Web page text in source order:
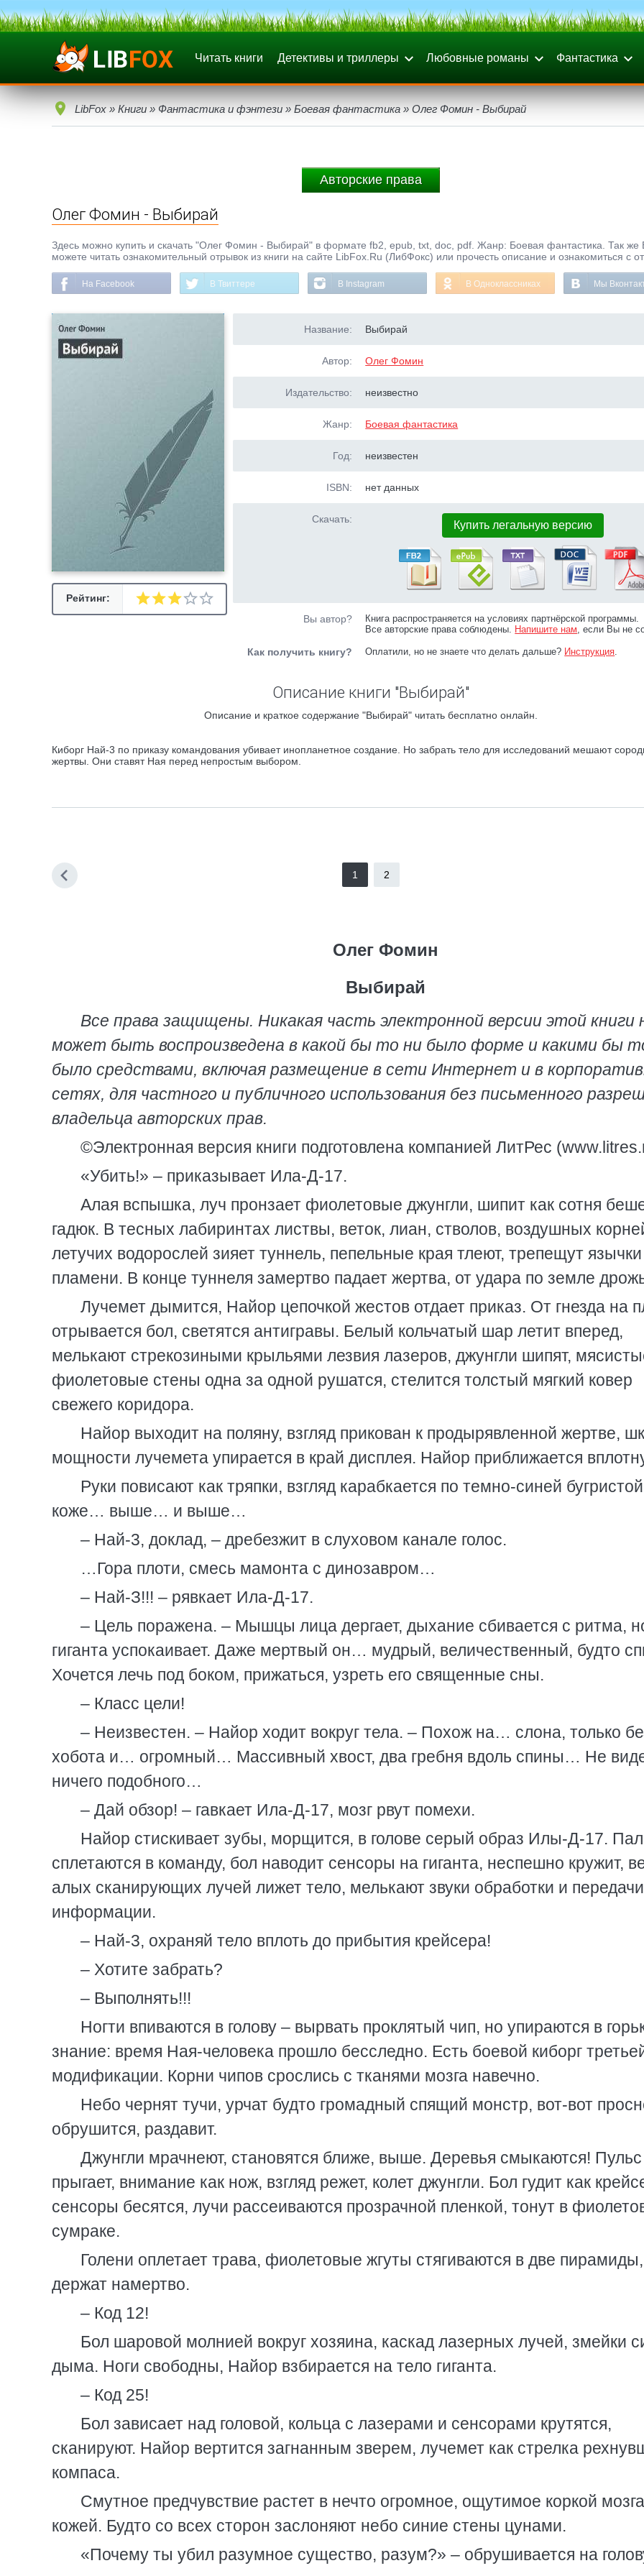
Читать книги Детективы и триллеры Любовные романы Фантастика
LibFox » Книги » Фантастика и фэнтези » Боевая фантастика » Олег Фомин - Выбирай
Авторские права
Олег Фомин - Выбирай
Здесь можно купить и скачать "Олег Фомин - Выбирай" в формате fb2, epub, txt, doc, pdf. Жанр: Боевая фантастика. Так же
можете читать ознакомительный отрывок из книги на сайте LibFox.Ru (ЛибФокс) или прочесть описание и ознакомиться с
На Facebook В Твиттере В Instagram В Одноклассниках Мы
Рейтинг:
Название: Выбирай
Автор: Олег Фомин
Издательство: неизвестно
Жанр: Боевая фантастика
Год: неизвестен
ISBN: нет данных
Скачать: Купить легальную версию
Вы автор?
Книга распространяется на условиях партнёрской программы.
Все авторские права соблюдены. Напишите нам, если Вы не
Как получить книгу? Оплатили, но не знаете что делать дальше? Инструкция.
Описание книги "Выбирай"
Описание и краткое содержание "Выбирай" читать бесплатно онлайн.
Киборг Най-3 по приказу командования убивает инопланетное создание. Но забрать тело для исследований мешают
жертвы. Они ставят Ная перед непростым выбором.
1 2
Олег Фомин
Выбирай
Все права защищены. Никакая часть электронной версии этой книги
может быть воспроизведена в какой бы то ни было форме и какими бы
было средствами, включая размещение в сети Интернет и в
сетях, для частного и публичного использования без письменного
владельца авторских прав.
©Электронная версия книги подготовлена компанией ЛитРес
«Убить!» – приказывает Ила-Д-17.
Алая вспышка, луч пронзает фиолетовые джунгли, шипит как сотня
гадюк. В тесных лабиринтах листвы, веток, лиан, стволов, воздушных
летучих водорослей зияет туннель, пепельные края тлеют, трепещут язычки
пламени. В конце туннеля замертво падает жертва, от удара по земле
Лучемет дымится, Найор цепочкой жестов отдает приказ. От гнезда на
отрывается бол, светятся антигравы. Белый кольчатый шар летит вперед,
мелькают стрекозиными крыльями лезвия лазеров, джунгли шипят,
фиолетовые стены одна за одной рушатся, стелится толстый мягкий ковер
свежего коридора.
Найор выходит на поляну, взгляд прикован к продырявленной жертве,
мощности лучемета упирается в край дисплея. Найор приближается
Руки повисают как тряпки, взгляд карабкается по темно-синей бугристой
коже… выше… и выше…
– Най-3, доклад, – дребезжит в слуховом канале голос.
…Гора плоти, смесь мамонта с динозавром…
– Най-З!!! – рявкает Ила-Д-17.
– Цель поражена. – Мышцы лица дергает, дыхание сбивается с ритма,
гиганта успокаивает. Даже мертвый он… мудрый, величественный, будто
Хочется лечь под боком, прижаться, узреть его священные сны.
– Класс цели!
– Неизвестен. – Найор ходит вокруг тела. – Похож на… слона, только
хобота и… огромный… Массивный хвост, два гребня вдоль спины… Не
ничего подобного…
– Дай обзор! – гавкает Ила-Д-17, мозг рвут помехи.
Найор стискивает зубы, морщится, в голове серый образ Илы-Д-17.
сплетаются в команду, бол наводит сенсоры на гиганта, неспешно кружит,
алых сканирующих лучей лижет тело, мелькают звуки обработки и передачи
информации.
– Най-3, охраняй тело вплоть до прибытия крейсера!
– Хотите забрать?
– Выполнять!!!
Ногти впиваются в голову – вырвать проклятый чип, но упираются в
знание: время Ная-человека прошло бесследно. Есть боевой киборг
модификации. Корни чипов срослись с тканями мозга навечно.
Небо чернят тучи, урчат будто громадный спящий монстр, вот-вот
обрушится, раздавит.
Джунгли мрачнеют, становятся ближе, выше. Деревья смыкаются! Пульс
прыгает, внимание как нож, взгляд режет, колет джунгли. Бол гудит как
сенсоры бесятся, лучи рассеиваются прозрачной пленкой, тонут в
сумраке.
Голени оплетает трава, фиолетовые жгуты стягиваются в две пирамиды,
держат намертво.
– Код 12!
Бол шаровой молнией вокруг хозяина, каскад лазерных лучей, змейки
дыма. Ноги свободны, Найор взбирается на тело гиганта.
– Код 25!
Бол зависает над головой, кольца с лазерами и сенсорами крутятся,
сканируют. Найор вертится загнанным зверем, лучемет как стрелка
компаса.
Смутное предчувствие растет в нечто огромное, ощутимое коркой
кожей. Будто со всех сторон заслоняют небо синие стены цунами.
«Почему ты убил разумное существо, разум?» – обрушивается на